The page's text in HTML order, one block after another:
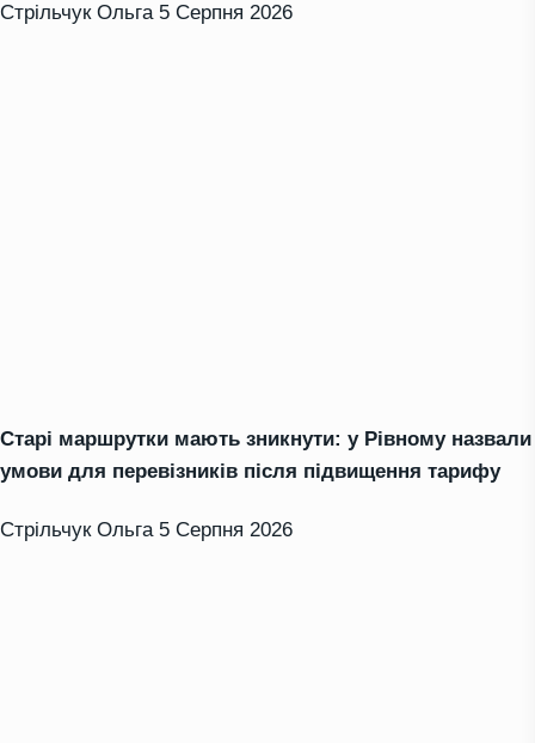
Стрільчук Ольга 5 Серпня 2026
Старі маршрутки мають зникнути: у Рівному назвали
умови для перевізників після підвищення тарифу
Стрільчук Ольга 5 Серпня 2026